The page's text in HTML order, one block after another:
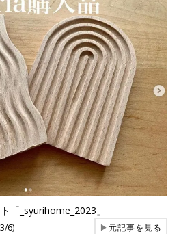
「_syurihome_2023」
6) ▶元記事を見る